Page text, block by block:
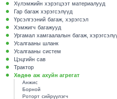
Хүлэмжийн хэрэгцээт материалууд
Гар багаж хэрэгсэлүүд
Үрсэлгээний багаж, хэрэгсэл
Хэмжигч багажууд
Ургамал хамгаалалын багаж,
Усалгааны шланк
Усалгааны систем
Цэцгийн сав
Трактор
Хөдөө аж ахуйн агрегат
Анжис
Борной
Роторт сийрүүлэгч